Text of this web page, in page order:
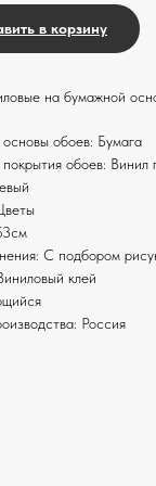
в корзину
на бумажной
обоев: Бумага
обоев: Винил
С подбором
клей
Россия